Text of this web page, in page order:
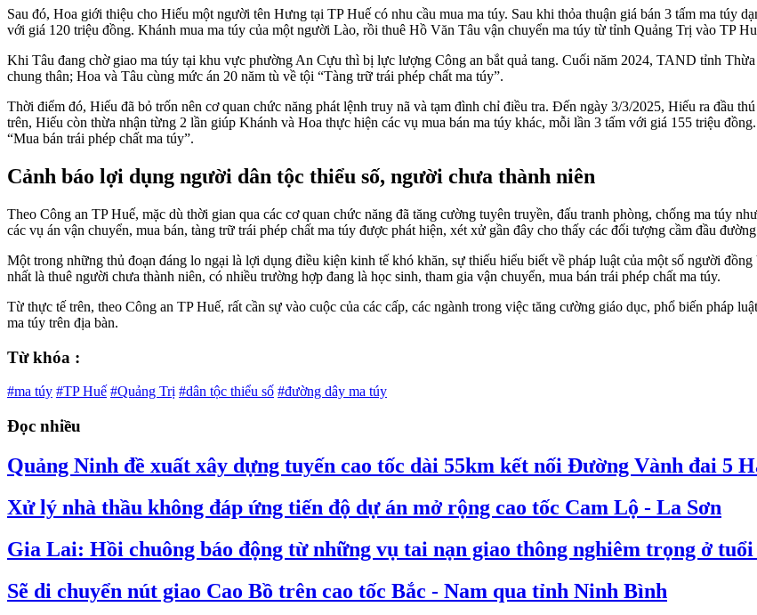
Sau đó, Hoa giới thiệu cho Hiếu một người tên Hưng tại TP Huế có nhu cầu mua ma túy. Sau khi thỏa thuận giá bán 3 tấm ma túy
với giá 120 triệu đồng. Khánh mua ma túy của một người Lào, rồi thuê Hồ Văn Tâu vận chuyển ma túy từ tỉnh Quảng Trị vào TP
Khi Tâu đang chờ giao ma túy tại khu vực phường An Cựu thì bị lực lượng Công an bắt quả tang. Cuối năm 2024, TAND tỉnh
chung thân; Hoa và Tâu cùng mức án 20 năm tù về tội “Tàng trữ trái phép chất ma túy”.
Thời điểm đó, Hiếu đã bỏ trốn nên cơ quan chức năng phát lệnh truy nã và tạm đình chỉ điều tra. Đến ngày 3/3/2025, Hiếu ra đầu
trên, Hiếu còn thừa nhận từng 2 lần giúp Khánh và Hoa thực hiện các vụ mua bán ma túy khác, mỗi lần 3 tấm với giá 155 triệu
“Mua bán trái phép chất ma túy”.
Cảnh báo lợi dụng người dân tộc thiểu số, người chưa thành niên
Theo Công an TP Huế, mặc dù thời gian qua các cơ quan chức năng đã tăng cường tuyên truyền, đấu tranh phòng, chống ma túy
các vụ án vận chuyển, mua bán, tàng trữ trái phép chất ma túy được phát hiện, xét xử gần đây cho thấy các đối tượng cầm đầu
Một trong những thủ đoạn đáng lo ngại là lợi dụng điều kiện kinh tế khó khăn, sự thiếu hiểu biết về pháp luật của một số người
nhất là thuê người chưa thành niên, có nhiều trường hợp đang là học sinh, tham gia vận chuyển, mua bán trái phép chất ma túy.
Từ thực tế trên, theo Công an TP Huế, rất cần sự vào cuộc của các cấp, các ngành trong việc tăng cường giáo dục, phổ biến pháp
ma túy trên địa bàn.
Từ khóa :
#ma túy #TP Huế #Quảng Trị #dân tộc thiểu số #đường dây ma túy
Đọc nhiều
Quảng Ninh đề xuất xây dựng tuyến cao tốc dài 55km kết nối Đường Vành đai 5
Xử lý nhà thầu không đáp ứng tiến độ dự án mở rộng cao tốc Cam Lộ - La Sơn
Gia Lai: Hồi chuông báo động từ những vụ tai nạn giao thông nghiêm trọng ở
Sẽ di chuyển nút giao Cao Bồ trên cao tốc Bắc - Nam qua tỉnh Ninh Bình